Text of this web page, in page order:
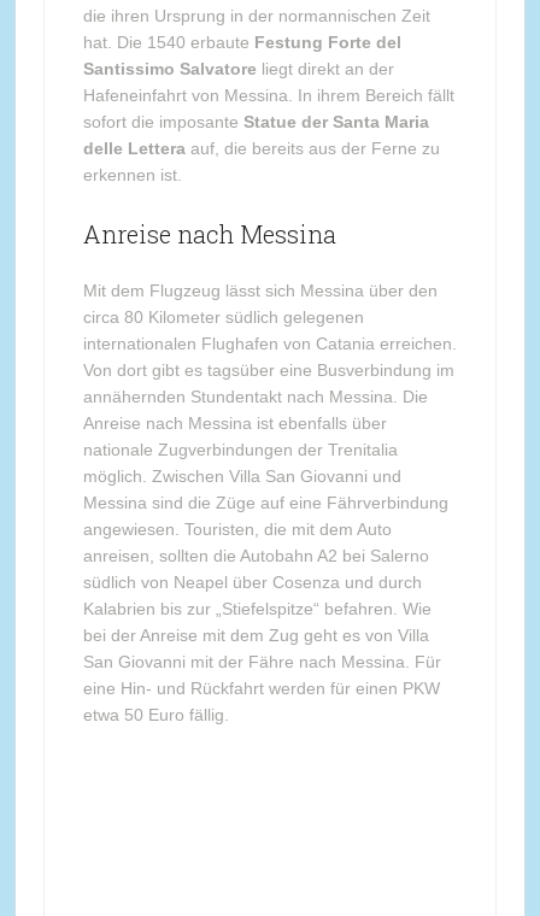
die ihren Ursprung in der normannischen Zeit
hat. Die 1540 erbaute Festung Forte del
Santissimo Salvatore liegt direkt an der
Hafeneinfahrt von Messina. In ihrem Bereich fällt
sofort die imposante Statue der Santa Maria
delle Letteraauf, die bereits aus der Ferne zu
erkennen ist.
Anreise nach Messina
Mit dem Flugzeug lässt sich Messina über den
circa 80 Kilometer südlich gelegenen
internationalen Flughafen von Catania erreichen.
Von dort gibt es tagsüber eine Busverbindung im
annähernden Stundentakt nach Messina. Die
Anreise nach Messina ist ebenfalls über
nationale Zugverbindungen der Trenitalia
möglich. Zwischen Villa San Giovanni und
Messina sind die Züge auf eine Fährverbindung
angewiesen. Touristen, die mit dem Auto
anreisen, sollten die Autobahn A2 bei Salerno
südlich von Neapel über Cosenza und durch
Kalabrien bis zur „Stiefelspitze“ befahren. Wie
bei der Anreise mit dem Zug geht es von Villa
San Giovanni mit der Fähre nach Messina. Für
eine Hin- und Rückfahrt werden für einen PKW
etwa 50 Euro fällig.